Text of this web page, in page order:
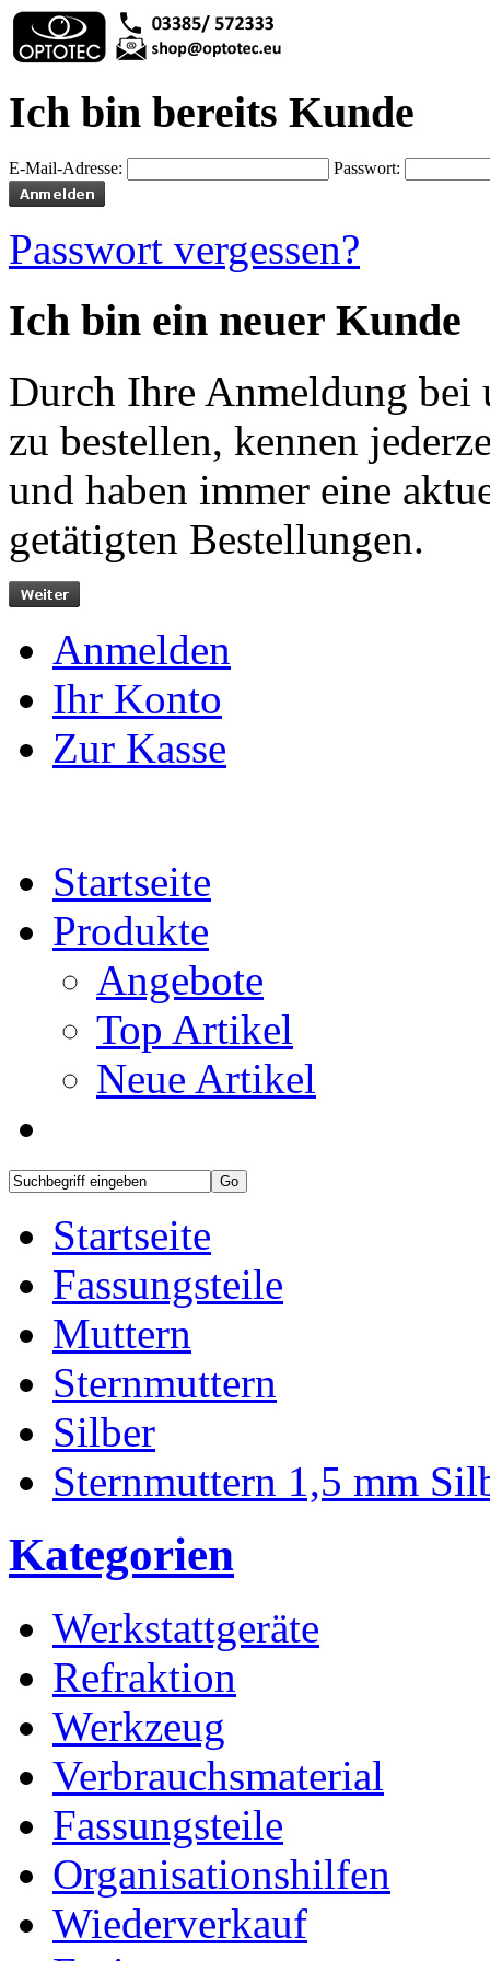
Ich bin bereits Kunde
E-Mail-Adresse: Passwort:
Passwort vergessen?
Ich bin ein neuer Kunde
Durch Ihre Anmeldung bei
zu bestellen, kennen
und haben immer eine
getätigten Bestellungen.
Anmelden
Ihr Konto
Zur Kasse
Startseite
Produkte
Angebote
Top Artikel
Neue Artikel
Startseite
Fassungsteile
Muttern
Sternmuttern
Silber
Sternmuttern 1,5 mm
Kategorien
Werkstattgeräte
Refraktion
Werkzeug
Verbrauchsmaterial
Fassungsteile
Organisationshilfen
Wiederverkauf